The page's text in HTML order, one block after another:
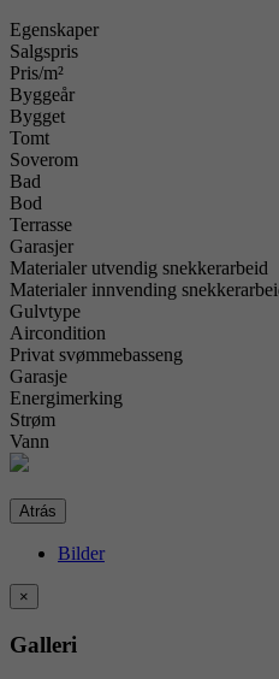
Egenskaper
Salgspris
Pris/m²
Byggeår
Bygget
Tomt
Soverom
Bad
Bod
Terrasse
Garasjer
Materialer utvendig snekkerarbeid
Materialer innvending
Gulvtype
Aircondition
Privat svømmebasseng
Garasje
Energimerking
Strøm
Vann
Atrás
Bilder
×
Galleri